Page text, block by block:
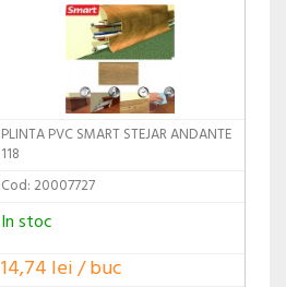
PLINTA PVC SMART STEJAR ANDANTE
118
Cod: 20007727
In stoc
14,74 lei / buc